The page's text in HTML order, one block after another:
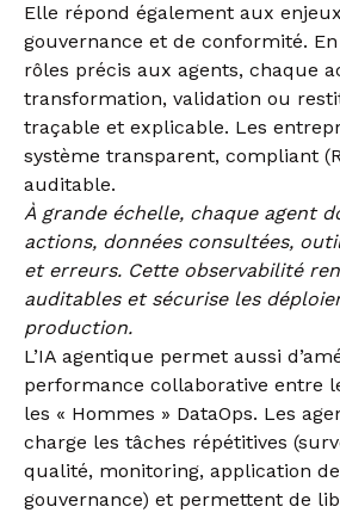
Elle répond également aux
gouvernance et de conformité.
rôles précis aux agents, chaque
transformation, validation ou
traçable et explicable. Les
système transparent, compliant
auditable.
À grande échelle, chaque agent
actions, données consultées,
et erreurs. Cette observabilité
auditables et sécurise les
production.
L’IA agentique permet aussi
performance collaborative entre
les « Hommes » DataOps. Les
charge les tâches répétitives
qualité, monitoring, application
gouvernance) et permettent de